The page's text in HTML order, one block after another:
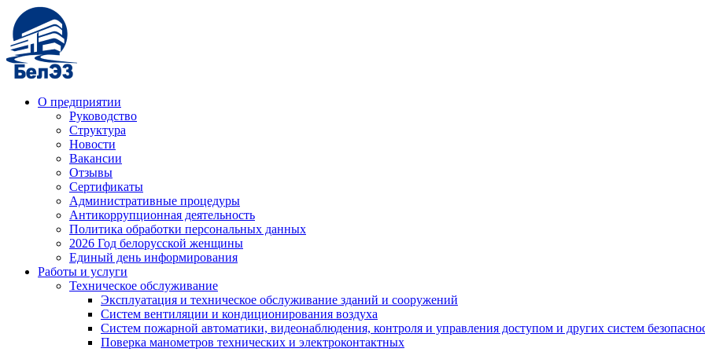
О предприятии
Руководство
Структура
Новости
Вакансии
Отзывы
Сертификаты
Административные процедуры
Антикоррупционная деятельность
Политика обработки персональных данных
2026 Год белорусской женщины
Единый день информирования
Работы и услуги
Техническое обслуживание
Эксплуатация и техническое обслуживание зданий и сооружений
Систем вентиляции и кондиционирования воздуха
Систем пожарной автоматики, видеонаблюдения, контроля и управления доступом и других систем
Поверка манометров технических и электроконтактных